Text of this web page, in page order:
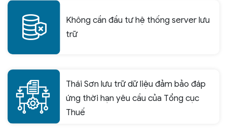
Không cần đầu tư hệ thống server lưu
trữ
Thái Sơn lưu trữ dữ liệu đảm bảo đáp
ứng thời hạn yêu cầu của Tổng cục
Thuế